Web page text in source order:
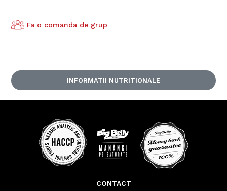
Fa o comanda de grup
INFORMATII NUTRITIONALE
CONTACT